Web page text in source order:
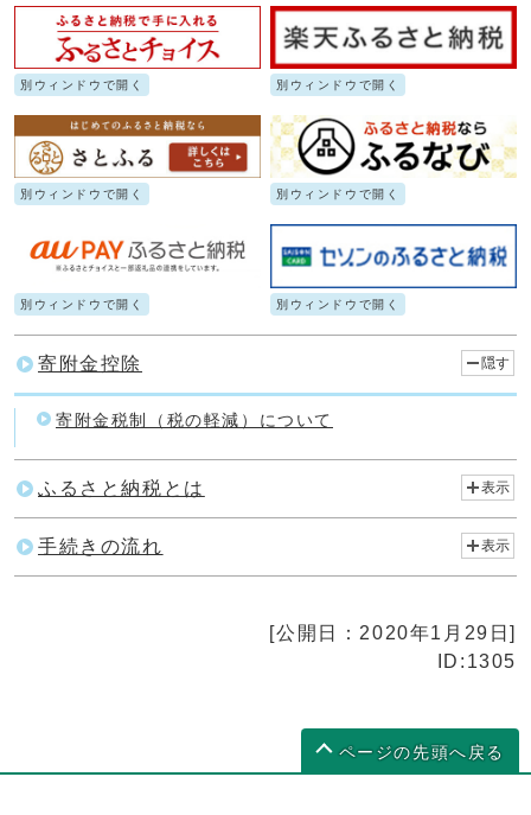
別ウィンドウで開く 別ウィンドウで開く
別ウィンドウで開く 別ウィンドウで開く
別ウィンドウで開く 別ウィンドウで開く
寄附金控除 隠す
寄附金税制（税の軽減）について
ふるさと納税とは 表示
手続きの流れ 表示
[公開日：2020年1月29日]
ID:1305
ページの先頭へ戻る